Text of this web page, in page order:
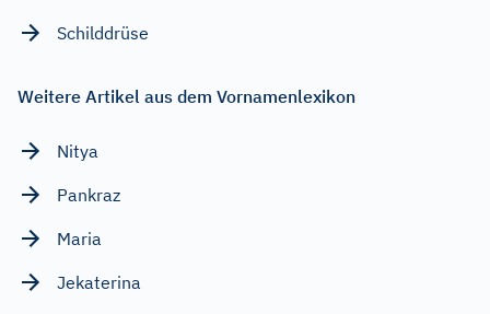
Schilddrüse
Weitere Artikel aus dem Vornamenlexikon
Nitya
Pankraz
Maria
Jekaterina